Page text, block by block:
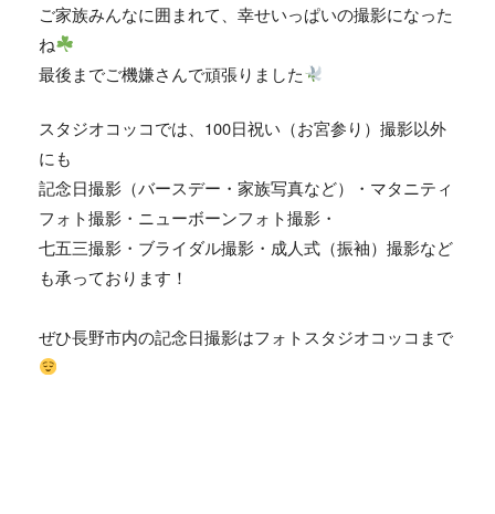
ご家族みんなに囲まれて、幸せいっぱいの撮影になった
ね
最後までご機嫌さんで頑張りました
スタジオコッコでは、 100日祝い（お宮参り）撮影以外
にも
記念日撮影（バースデー・家族写真など）・マタニティ
フォト撮影・ニューボーンフォト撮影・
七五三撮影・ブライダル撮影・成人式（振袖）撮影など
も承っております！
ぜひ長野市内の記念日撮影はフォトスタジオコッコまで